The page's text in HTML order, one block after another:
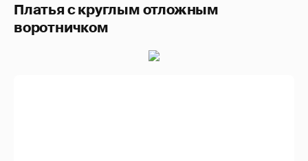
Платья с круглым отложным
воротничком